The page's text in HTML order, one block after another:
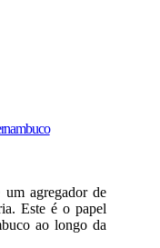
agregador de
Este é o papel
ao longo da